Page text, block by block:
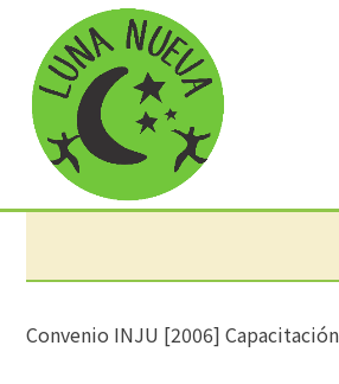
Convenio INJU [2006]